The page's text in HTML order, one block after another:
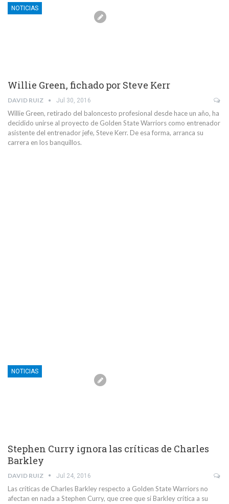
NOTICIAS
Willie Green, fichado por Steve Kerr
DAVID RUIZ Jul 30, 2016
Willie Green, retirado del baloncesto profesional desde hace un año, ha
decidido unirse al proyecto de Golden State Warriors como entrenador
asistente del entrenador jefe, Steve Kerr. De esa forma, arranca su
carrera en los banquillos.
NOTICIAS
Stephen Curry ignora las críticas de Charles
Barkley
DAVID RUIZ Jul 24, 2016
Las críticas de Charles Barkley respecto a Golden State Warriors no
afectan en nada a Stephen Curry, que cree que si Barkley crítica a su